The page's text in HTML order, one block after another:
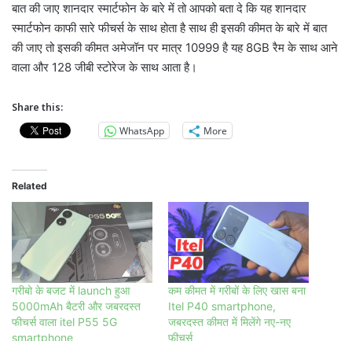
बात की जाए शानदार स्मार्टफोन के बारे में तो आपको बता दे कि यह शानदार
स्मार्टफोन काफी सारे फीचर्स के साथ होता है साथ ही इसकी कीमत के बारे में बात
की जाए तो इसकी कीमत अमेजॉन पर मात्र 10999 है यह 8GB रैम के साथ आने
वाला और 128 जीबी स्टोरेज के साथ आता है।
Share this:
WhatsApp
More
Related
गरीबो के बजट में launch हुआ
5000mAh बैटरी और जबरदस्त
फीचर्स वाला itel P55 5G
smartphone
कम कीमत में गरीबों के लिए खास बना
Itel P40 smartphone,
जबरदस्त कीमत में मिलेंगे नए-नए
फीचर्स